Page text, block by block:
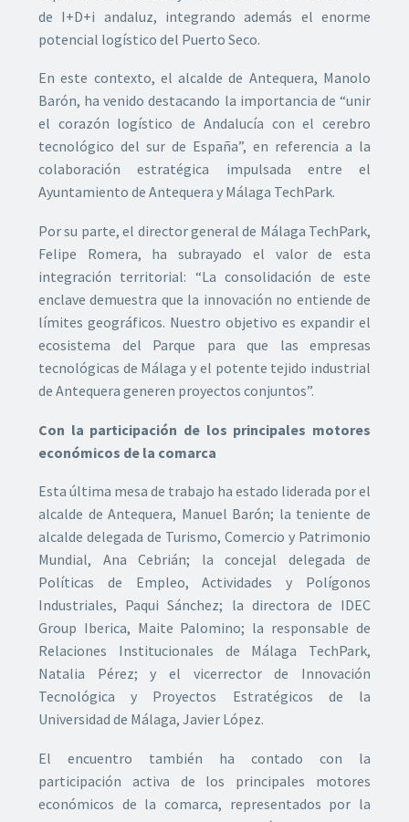
de I+D+i andaluz, integrando además el enorme
potencial logístico del Puerto Seco.
En este contexto, el alcalde de Antequera, Manolo
Barón, ha venido destacando la importancia de “unir
el corazón logístico de Andalucía con el cerebro
tecnológico del sur de España”, en referencia a la
colaboración estratégica impulsada entre el
Ayuntamiento de Antequera y Málaga TechPark.
Por su parte, el director general de Málaga TechPark,
Felipe Romera, ha subrayado el valor de esta
integración territorial: “La consolidación de este
enclave demuestra que la innovación no entiende de
límites geográficos. Nuestro objetivo es expandir el
ecosistema del Parque para que las empresas
tecnológicas de Málaga y el potente tejido industrial
de Antequera generen proyectos conjuntos”.
Con la participación de los principales motores
económicos de la comarca
Esta última mesa de trabajo ha estado liderada por el
alcalde de Antequera, Manuel Barón; la teniente de
alcalde delegada de Turismo, Comercio y Patrimonio
Mundial, Ana Cebrián; la concejal delegada de
Políticas de Empleo, Actividades y Polígonos
Industriales, Paqui Sánchez; la directora de IDEC
Group Iberica, Maite Palomino; la responsable de
Relaciones Institucionales de Málaga TechPark,
Natalia Pérez; y el vicerrector de Innovación
Tecnológica y Proyectos Estratégicos de la
Universidad de Málaga, Javier López.
El encuentro también ha contado con la
participación activa de los principales motores
económicos de la comarca, representados por la